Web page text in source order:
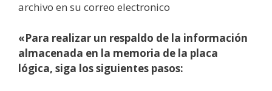
archivo en su correo electronico
«Para realizar un respaldo de la información
almacenada en la memoria de la placa
lógica, siga los siguientes pasos: